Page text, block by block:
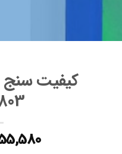
کیفیت سنج